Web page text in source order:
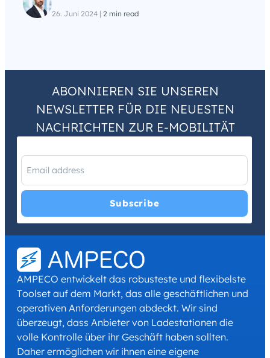
26. Juni 2024 | 2 min read
ABONNIEREN SIE UNSEREN
NEWSLETTER FÜR DIE NEUESTEN
NACHRICHTEN ZUR E-MOBILITÄT
I have read and agree with thePrivacy PolicyandTerms and
Conditions.*
AMPECO entwickelt das robusteste und flexibelste
Toolset auf dem Markt, das alle geschäftlichen und
operativen Anforderungen abdeckt. Wir sind
überzeugt, dass Anbieter von Ladestationen die
volle Kontrolle über ihr Geschäft haben sollten.
Daher ermöglichen wir ihnen eine eigene